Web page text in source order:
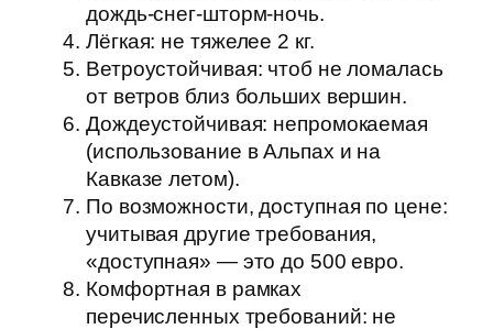
дождь-снег-шторм-ночь.
Лёгкая: не тяжелее 2 кг.
Ветроустойчивая: чтоб не ломалась
от ветров близ больших вершин.
Дождеустойчивая: непромокаемая
(использование в Альпах и на
Кавказе летом).
По возможности, доступная по цене:
учитывая другие требования,
«доступная» — это до 500 евро.
Комфортная в рамках
перечисленных требований: не